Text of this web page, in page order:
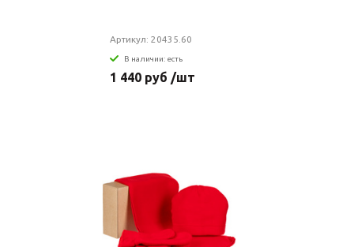
Артикул: 20435.60
В наличии: есть
1 440 руб /шт